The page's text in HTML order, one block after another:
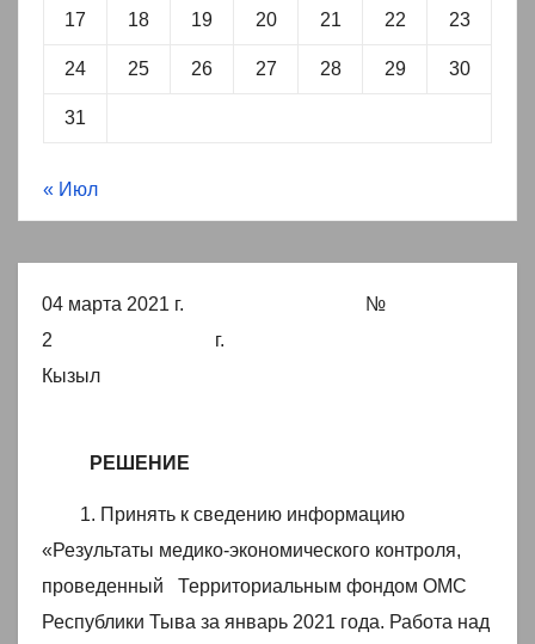
17 18 19 20 21 22 23
24 25 26 27 28 29 30
31
« Июл
04 марта 2021 г. №
2 г.
Кызыл
РЕШЕНИЕ
1. Принять к сведению информацию
«Результаты медико-экономического контроля,
проведенный Территориальным фондом ОМС
Республики Тыва за январь 2021 года. Работа над